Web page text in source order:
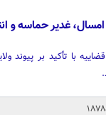
امسال، غدیر حماسه و
با تأکید بر پیوند